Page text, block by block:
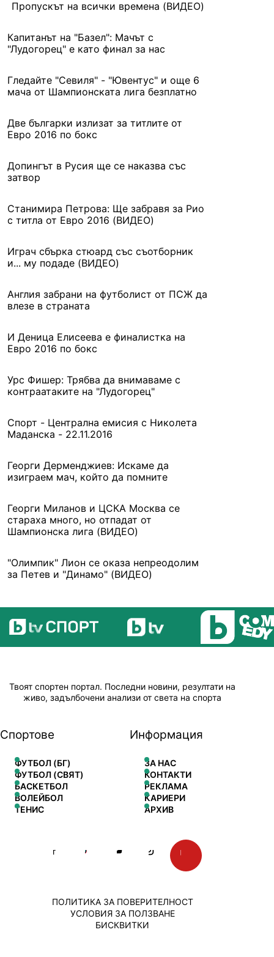
Пропускът на всички времена (ВИДЕО)
Капитанът на "Базел": Мачът с
"Лудогорец" е като финал за нас
Гледайте "Севиля" - "Ювентус" и още 6
мача от Шампионската лига безплатно
Две българки излизат за титлите от
Евро 2016 по бокс
Допингът в Русия ще се наказва със
затвор
Станимира Петрова: Ще забравя за Рио
с титла от Евро 2016 (ВИДЕО)
Играч сбърка стюард със съотборник
и... му подаде (ВИДЕО)
Англия забрани на футболист от ПСЖ да
влезе в страната
И Деница Елисеева е финалистка на
Евро 2016 по бокс
Урс Фишер: Трябва да внимаваме с
контраатаките на "Лудогорец"
Спорт - Централна емисия с Николета
Маданска - 22.11.2016
Георги Дерменджиев: Искаме да
изиграем мач, който да помните
Георги Миланов и ЦСКА Москва се
стараха много, но отпадат от
Шампионска лига (ВИДЕО)
"Олимпик" Лион се оказа непреодолим
за Петев и "Динамо" (ВИДЕО)
Твоят спортен портал. Последни новини, резултати на
живо, задълбочени анализи от света на спорта
Спортове
ФУТБОЛ (БГ)
ФУТБОЛ (СВЯТ)
БАСКЕТБОЛ
ВОЛЕЙБОЛ
ТЕНИС
Информация
ЗА НАС
КОНТАКТИ
РЕКЛАМА
КАРИЕРИ
АРХИВ
ПОЛИТИКА ЗА ПОВЕРИТЕЛНОСТ
УСЛОВИЯ ЗА ПОЛЗВАНЕ
БИСКВИТКИ